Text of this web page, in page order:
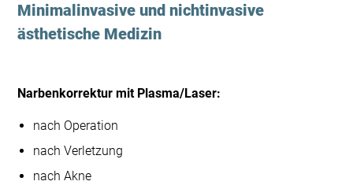
Minimalinvasive und nichtinvasive
ästhetische Medizin
Narbenkorrektur mit Plasma/Laser:
nach Operation
nach Verletzung
nach Akne